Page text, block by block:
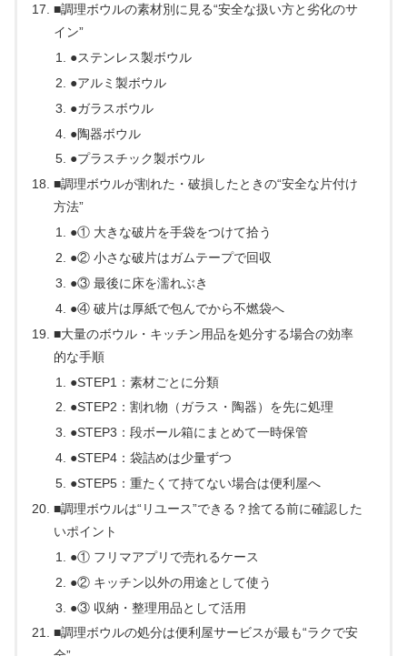
■調理ボウルの素材別に見る“安全な扱い方と劣化のサ
イン”
●ステンレス製ボウル
●アルミ製ボウル
●ガラスボウル
●陶器ボウル
●プラスチック製ボウル
■調理ボウルが割れた・破損したときの“安全な片付け
方法”
●① 大きな破片を手袋をつけて拾う
●② 小さな破片はガムテープで回収
●③ 最後に床を濡れぶき
●④ 破片は厚紙で包んでから不燃袋へ
■大量のボウル・キッチン用品を処分する場合の効率
的な手順
●STEP1：素材ごとに分類
●STEP2：割れ物（ガラス・陶器）を先に処理
●STEP3：段ボール箱にまとめて一時保管
●STEP4：袋詰めは少量ずつ
●STEP5：重たくて持てない場合は便利屋へ
■調理ボウルは“リユース”できる？捨てる前に確認した
いポイント
●① フリマアプリで売れるケース
●② キッチン以外の用途として使う
●③ 収納・整理用品として活用
■調理ボウルの処分は便利屋サービスが最も“ラクで安